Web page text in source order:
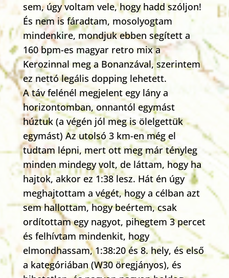
sem, úgy voltam vele, hogy hadd szóljon!
És nem is fáradtam, mosolyogtam
mindenkire, mondjuk ebben segített a
160 bpm-es magyar retro mix a
Kerozinnal meg a Bonanzával, szerintem
ez nettó legális dopping lehetett.
A táv felénél megjelent egy lány a
horizontomban, onnantól egymást
húztuk (a végén jól meg is ölelgettük
egymást) Az utolsó 3 km-en még el
tudtam lépni, mert ott meg már tényleg
minden mindegy volt, de láttam, hogy ha
hajtok, akkor ez 1:38 lesz. Hát én úgy
meghajtottam a végét, hogy a célban azt
sem hallottam, hogy beértem, csak
ordítottam egy nagyot, pihegtem 3 percet
és felhívtam mindenkit, hogy
elmondhassam, 1:38:20 és 8. hely, és első
a kategóriában (W30 öregjányos), és